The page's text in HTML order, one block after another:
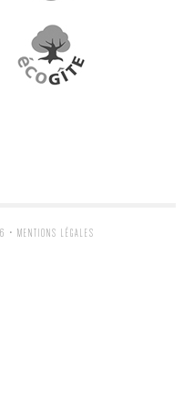
• MENTIONS LÉGALES